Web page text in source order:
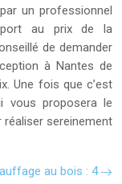
un professionnel
au prix de la
de demander
à Nantes de
Une fois que c’est
vous proposera le
réaliser sereinement
au bois : 4